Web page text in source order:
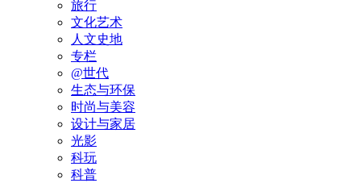
旅行
文化艺术
人文史地
专栏
@世代
生态与环保
时尚与美容
设计与家居
光影
科玩
科普